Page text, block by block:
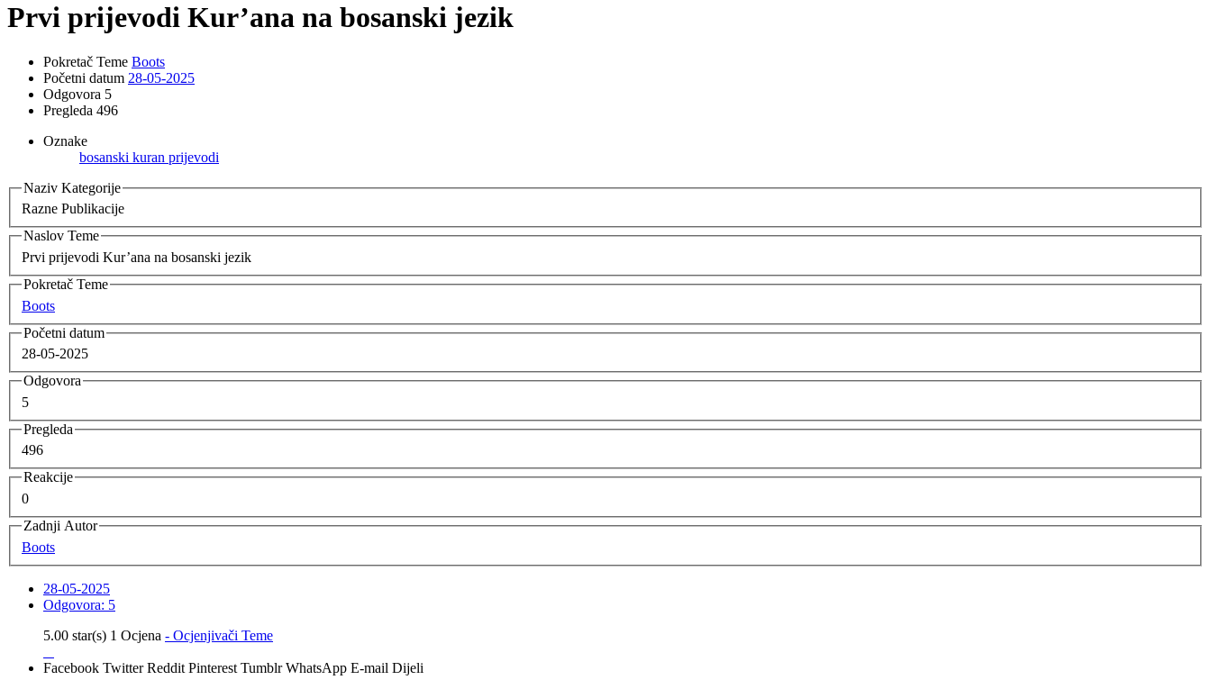
Prvi prijevodi Kur’ana na bosanski jezik
Pokretač Teme Boots
Početni datum 28-05-2025
Odgovora 5
Pregleda 496
Oznake
bosanski kuran prijevodi
Naziv Kategorije
Razne Publikacije
Naslov Teme
Prvi prijevodi Kur’ana na bosanski jezik
Pokretač Teme
Boots
Početni datum
28-05-2025
Odgovora
5
Pregleda
496
Reakcije
0
Zadnji Autor
Boots
28-05-2025
Odgovora: 5
5.00 star(s) 1 Ocjena - Ocjenjivači Teme
Facebook Twitter Reddit Pinterest Tumblr WhatsApp E-mail Dijeli